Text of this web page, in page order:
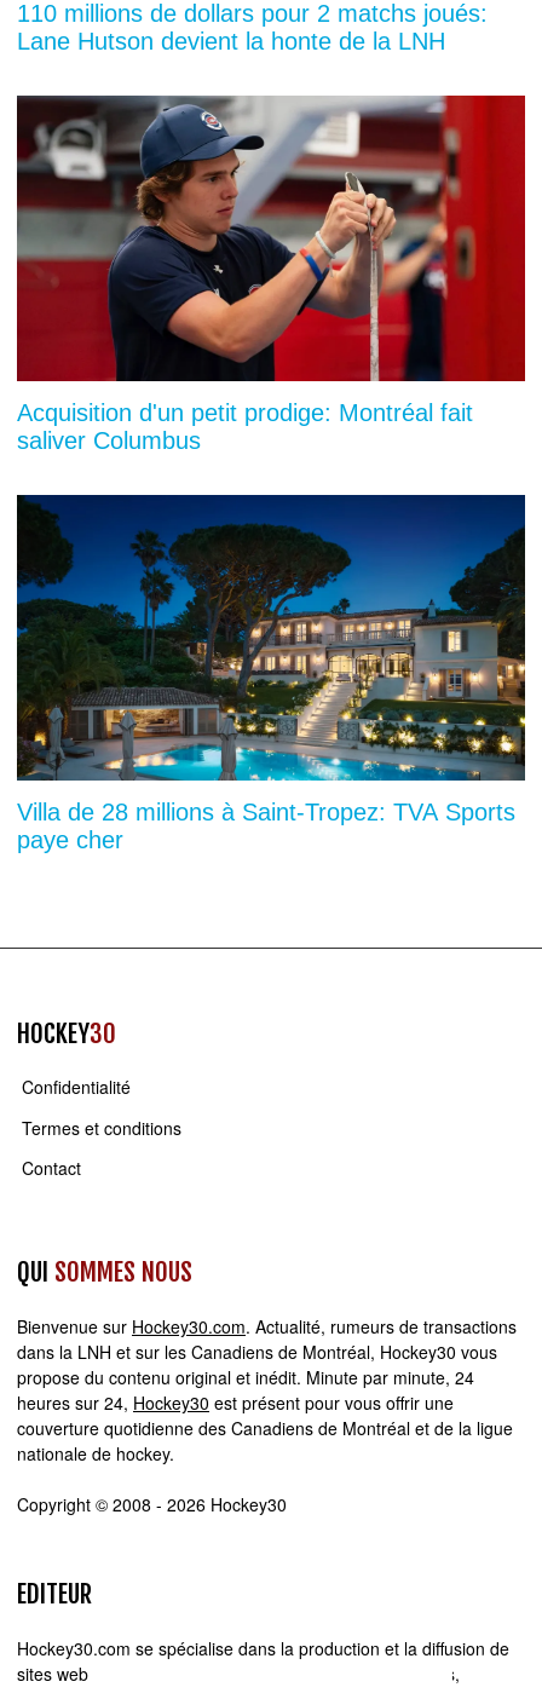
110 millions de dollars pour 2 matchs joués:
Lane Hutson devient la honte de la LNH
Acquisition d'un petit prodige: Montréal fait
saliver Columbus
Villa de 28 millions à Saint-Tropez: TVA Sports
paye cher
HOCKEY30
Confidentialité
Termes et conditions
Contact
QUI SOMMES NOUS
Bienvenue sur Hockey30.com. Actualité, rumeurs de transactions
dans la LNH et sur les Canadiens de Montréal, Hockey30 vous
propose du contenu original et inédit. Minute par minute, 24
heures sur 24, Hockey30 est présent pour vous offrir une
couverture quotidienne des Canadiens de Montréal et de la ligue
nationale de hockey.
Copyright © 2008 - 2026 Hockey30
EDITEUR
Hockey30.com se spécialise dans la production et la diffusion de
sites web d'actualité. Chez Hockey30.com, nous écrivons,